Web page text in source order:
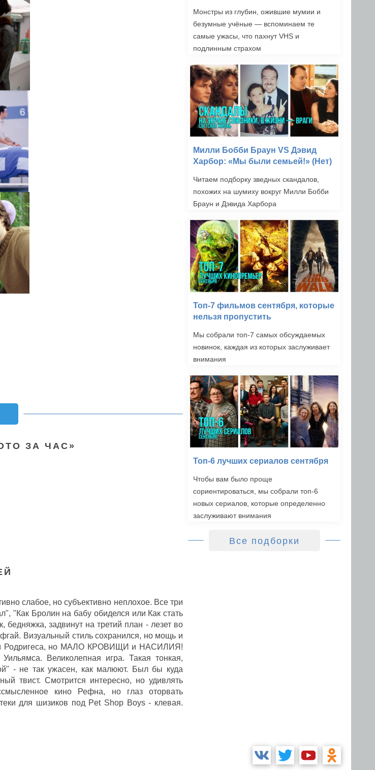
ЗА ЧАС»
слабое, но субъективно неплохое. Все три
"Как Бролин на бабу обиделся или Как стать
задвинут на третий план - лезет во
Визуальный стиль сохранился, но мощь и
Родригеса, но МАЛО КРОВИЩИ и НАСИЛИЯ!
Великолепная игра. Такая тонкая,
- не так ужасен, как малюют. Был бы куда
твист. Смотрится интересно, но удивлять
кино Рефна, но глаз оторвать
для шизиков под Pet Shop Boys - клевая.
Монстры из глубин, ожившие мумии и
безумные учёные — вспоминаем те
самые ужасы, что пахнут VHS и
подлинным страхом
Милли Бобби Браун VS Дэвид
Харбор: «Мы были семьей!» (Нет)
Читаем подборку зведных скандалов,
похожих на шумиху вокруг Милли Бобби
Браун и Дэвида Харбора
Топ-7 фильмов сентября, которые
нельзя пропустить
Мы собрали топ-7 самых обсуждаемых
новинок, каждая из которых заслуживает
внимания
Топ-6 лучших сериалов сентября
Чтобы вам было проще
сориентироваться, мы собрали топ-6
новых сериалов, которые определенно
заслуживают внимания
Все подборки